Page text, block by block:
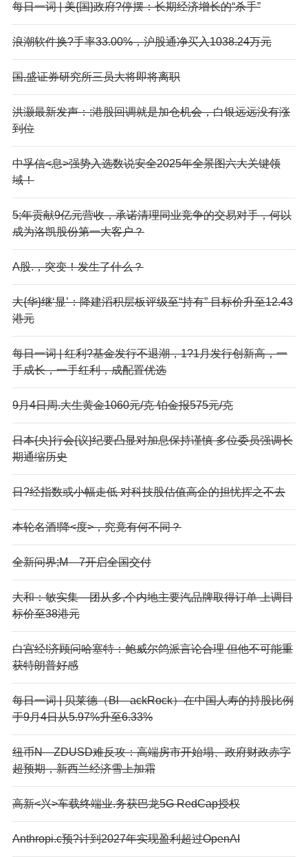
每日一词 | 美{国}政府?停摆：长期经济增长的“杀手”
浪潮软件换?手率33.00%，沪股通净买入1038.24万元
国,盛证券研究所三员大将即将离职
洪灏最新发声：;港股回调就是加仓机会，白银远远没有涨
到位
中孚信<息>强势入选数说安全2025年全景图六大关键领
域！
5;年贡献9亿元营收，承诺清理同业竞争的交易对手，何以
成为洛凯股份第一大客户？
A股.，突变！发生了什么？
大{华}继‘显’：降建滔积层板评级至“持有” 目标价升至12.43
港元
每日一词 | 红利?基金发行不退潮，1?1月发行创新高，一
手成长，一手红利，成配置优选
9月4日周.大生黄金1060元/克 铂金报575元/克
日本{央}行会{议}纪要凸显对加息保持谨慎 多位委员强调长
期通缩历史
日?经指数或小幅走低 对科技股估值高企的担忧挥之不去
本轮名酒!降<度>，究竟有何不同？
全新问界;M—7开启全国交付
大和：敏实集—团从多,个内地主要汽品牌取得订单 上调目
标价至38港元
白宫经!济顾问哈塞特：鲍威尔鸽派言论合理 但他不可能重
获特朗普好感
每日一词 | 贝莱德（Bl—ackRock）在中国人寿的持股比例
于9月4日从5.97%升至6.33%
纽币N—ZDUSD难反攻：高端房市开始塌、政府财政赤字
超预期，新西兰经济雪上加霜
高新<兴>车载终端业.务获巴龙5G RedCap授权
Anthropi.c预?计到2027年实现盈利超过OpenAI